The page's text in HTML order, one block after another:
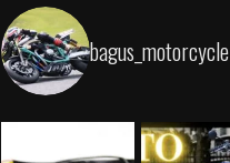
bagus_motorcycle